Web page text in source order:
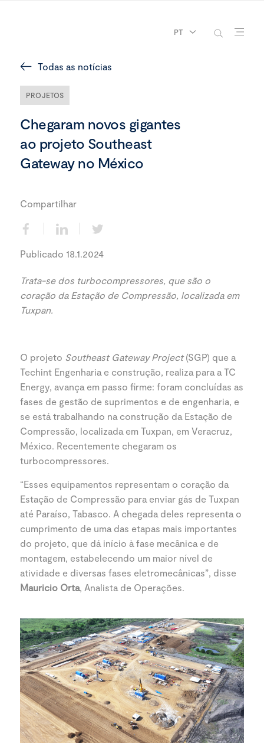
PT
Todas as notícias
PROJETOS
Chegaram novos gigantes
ao projeto Southeast
Gateway no México
Compartilhar
Publicado 18.1.2024
Trata-se dos turbocompressores, que são o
coração da Estação de Compressão, localizada em
Tuxpan.
O projeto Southeast Gateway Project(SGP) que a
Techint Engenharia e construção, realiza para a TC
Energy, avança em passo firme: foram concluídas as
fases de gestão de suprimentos e de engenharia, e
se está trabalhando na construção da Estação de
Compressão, localizada em Tuxpan, em Veracruz,
México. Recentemente chegaram os
turbocompressores.
“Esses equipamentos representam o coração da
Estação de Compressão para enviar gás de Tuxpan
até Paraíso, Tabasco. A chegada deles representa o
cumprimento de uma das etapas mais importantes
do projeto, que dá início à fase mecânica e de
montagem, estabelecendo um maior nível de
atividade e diversas fases eletromecânicas”, disse
Mauricio Orta, Analista de Operações.